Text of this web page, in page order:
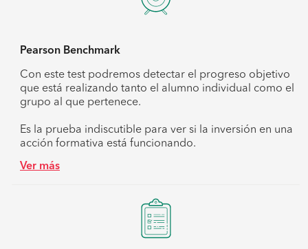
Pearson Benchmark
Con este test podremos detectar el progreso objetivo
que está realizando tanto el alumno individual como el
grupo al que pertenece.
Es la prueba indiscutible para ver si la inversión en una
acción formativa está funcionando.
Ver más